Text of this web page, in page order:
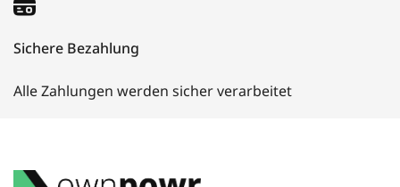
Sichere Bezahlung
Alle Zahlungen werden sicher verarbeitet